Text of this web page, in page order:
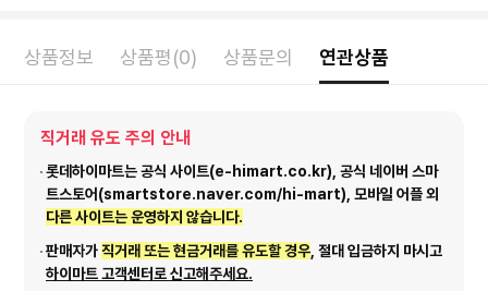
상품정보 상품평(0) 상품문의 연관상품
직거래 유도 주의 안내
롯데하이마트는 공식 사이트(e-himart.co.kr), 공식 네이버 스마
트스토어(smartstore.naver.com/hi-mart), 모바일 어플 외
다른 사이트는 운영하지 않습니다.
판매자가직거래 또는 현금거래를 유도할 경우 , 절대 입금하지 마시고
하이마트 고객센터로 신고해주세요.